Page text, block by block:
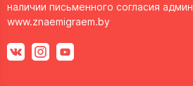
наличии письменного согласия
www.znaemigraem.by